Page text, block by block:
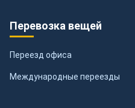
Перевозка вещей
Переезд офиса
Международные переезды